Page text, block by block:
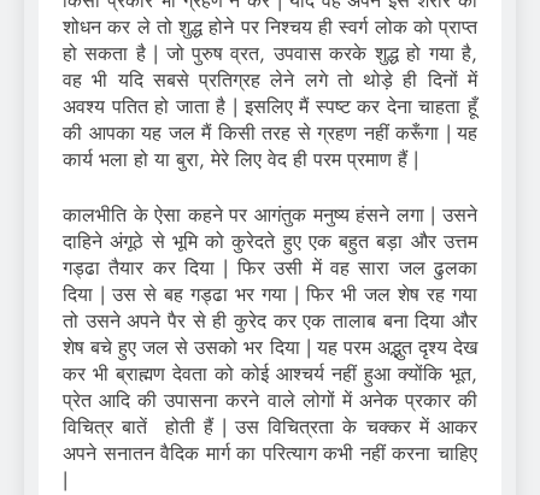
शोधन कर ले तो शुद्ध होने पर निश्चय ही स्वर्ग लोक को प्राप्त
हो सकता है | जो पुरुष व्रत, उपवास करके शुद्ध हो गया है,
वह भी यदि सबसे प्रतिग्रह लेने लगे तो थोड़े ही दिनों में
अवश्य पतित हो जाता है | इसलिए मैं स्पष्ट कर देना चाहता हूँ
की आपका यह जल मैं किसी तरह से ग्रहण नहीं करूँगा | यह
कार्य भला हो या बुरा, मेरे लिए वेद ही परम प्रमाण हैं |
कालभीति के ऐसा कहने पर आगंतुक मनुष्य हंसने लगा | उसने
दाहिने अंगूठे से भूमि को कुरेदते हुए एक बहुत बड़ा और उत्तम
गड्ढा तैयार कर दिया | फिर उसी में वह सारा जल ढुलका
दिया | उस से बह गड्ढा भर गया | फिर भी जल शेष रह गया
तो उसने अपने पैर से ही कुरेद कर एक तालाब बना दिया और
शेष बचे हुए जल से उसको भर दिया | यह परम अद्भुत दृश्य देख
कर भी ब्राह्मण देवता को कोई आश्चर्य नहीं हुआ क्योंकि भूत,
प्रेत आदि की उपासना करने वाले लोगों में अनेक प्रकार की
विचित्र बातें होती हैं | उस विचित्रता के चक्कर में आकर
अपने सनातन वैदिक मार्ग का परित्याग कभी नहीं करना चाहिए
|